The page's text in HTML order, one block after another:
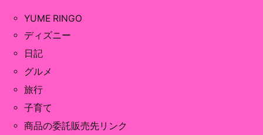
YUME RINGO
ディズニー
日記
グルメ
旅行
子育て
商品の委託販売先リンク